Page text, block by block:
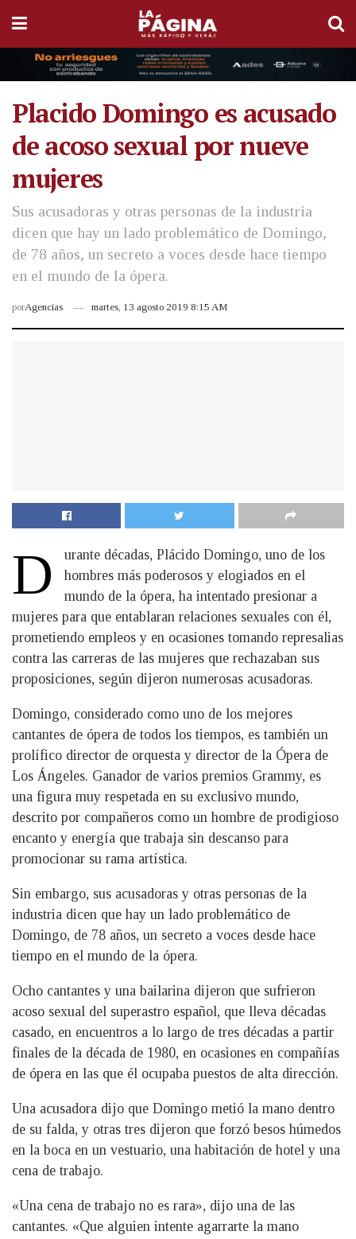
Placido Domingo es acusado
de acoso sexual por nueve
mujeres
Sus acusadoras y otras personas de la industria
dicen que hay un lado problemático de Domingo,
de 78 años, un secreto a voces desde hace tiempo
en el mundo de la ópera.
porAgencias martes, 13 agosto 2019 8:15 AM
D
urante décadas, Plácido Domingo, uno de los
hombres más poderosos y elogiados en el
mundo de la ópera, ha intentado presionar a
mujeres para que entablaran relaciones sexuales con él,
prometiendo empleos y en ocasiones tomando represalias
contra las carreras de las mujeres que rechazaban sus
proposiciones, según dijeron numerosas acusadoras.
Domingo, considerado como uno de los mejores
cantantes de ópera de todos los tiempos, es también un
prolífico director de orquesta y director de la Ópera de
Los Ángeles. Ganador de varios premios Grammy, es
una figura muy respetada en su exclusivo mundo,
descrito por compañeros como un hombre de prodigioso
encanto y energía que trabaja sin descanso para
promocionar su rama artística.
Sin embargo, sus acusadoras y otras personas de la
industria dicen que hay un lado problemático de
Domingo, de 78 años, un secreto a voces desde hace
tiempo en el mundo de la ópera.
Ocho cantantes y una bailarina dijeron que sufrieron
acoso sexual del superastro español, que lleva décadas
casado, en encuentros a lo largo de tres décadas a partir
finales de la década de 1980, en ocasiones en compañías
de ópera en las que él ocupaba puestos de alta dirección.
Una acusadora dijo que Domingo metió la mano dentro
de su falda, y otras tres dijeron que forzó besos húmedos
en la boca en un vestuario, una habitación de hotel y una
cena de trabajo.
«Una cena de trabajo no es rara», dijo una de las
cantantes. «Que alguien intente agarrarte la mano